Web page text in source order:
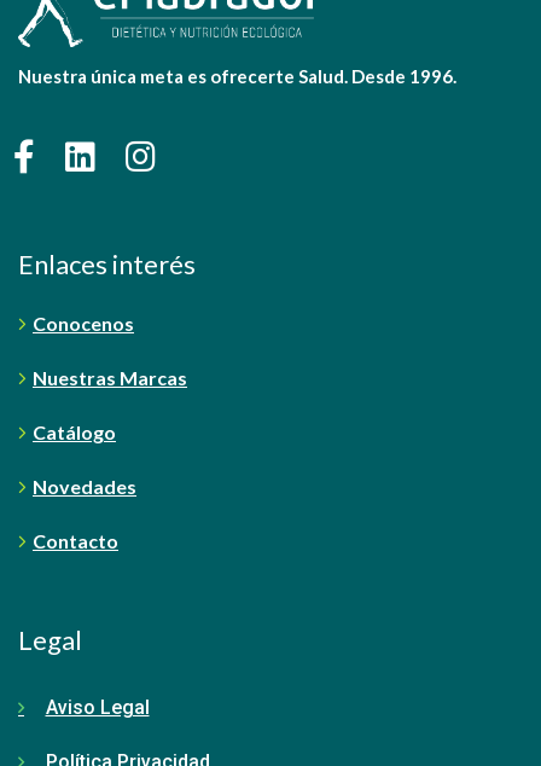
Nuestra única meta es ofrecerte Salud. Desde 1996.
Enlaces interés
Conocenos
Nuestras Marcas
Catálogo
Novedades
Contacto
Legal
Aviso Legal